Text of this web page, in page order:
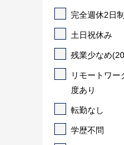
完全週休2日制
土日祝休み
残業少なめ
リモートワー
度あり
転勤なし
学歴不問